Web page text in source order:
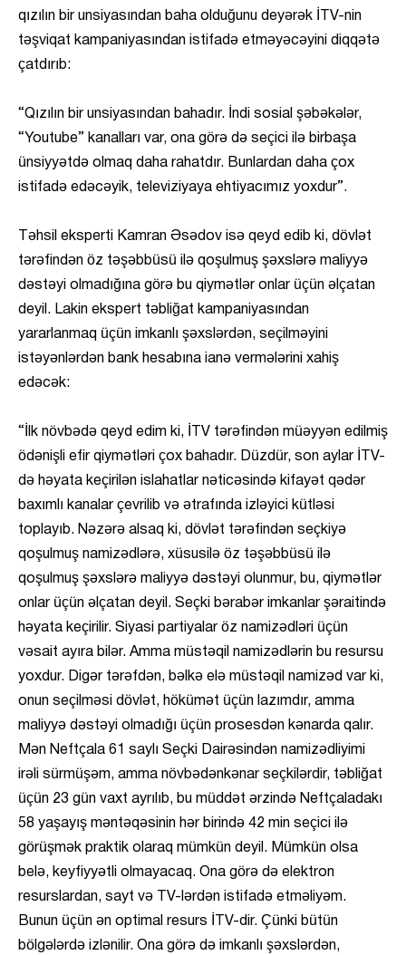
qızılın bir unsiyasından baha olduğunu deyərək İTV-nin
təşviqat kampaniyasından istifadə etməyəcəyini diqqətə
çatdırıb:
“Qızılın bir unsiyasından bahadır. İndi sosial şəbəkələr,
“Youtube” kanalları var, ona görə də seçici ilə birbaşa
ünsiyyətdə olmaq daha rahatdır. Bunlardan daha çox
istifadə edəcəyik, televiziyaya ehtiyacımız yoxdur”.
Təhsil eksperti Kamran Əsədov isə qeyd edib ki, dövlət
tərəfindən öz təşəbbüsü ilə qoşulmuş şəxslərə maliyyə
dəstəyi olmadığına görə bu qiymətlər onlar üçün əlçatan
deyil. Lakin ekspert təbliğat kampaniyasından
yararlanmaq üçün imkanlı şəxslərdən, seçilməyini
istəyənlərdən bank hesabına ianə vermələrini xahiş
edəcək:
“İlk növbədə qeyd edim ki, İTV tərəfindən müəyyən edilmiş
ödənişli efir qiymətləri çox bahadır. Düzdür, son aylar İTV-
də həyata keçirilən islahatlar nəticəsində kifayət qədər
baxımlı kanalar çevrilib və ətrafında izləyici kütləsi
toplayıb. Nəzərə alsaq ki, dövlət tərəfindən seçkiyə
qoşulmuş namizədlərə, xüsusilə öz təşəbbüsü ilə
qoşulmuş şəxslərə maliyyə dəstəyi olunmur, bu, qiymətlər
onlar üçün əlçatan deyil. Seçki bərabər imkanlar şəraitində
həyata keçirilir. Siyasi partiyalar öz namizədləri üçün
vəsait ayıra bilər. Amma müstəqil namizədlərin bu resursu
yoxdur. Digər tərəfdən, bəlkə elə müstəqil namizəd var ki,
onun seçilməsi dövlət, hökümət üçün lazımdır, amma
maliyyə dəstəyi olmadığı üçün prosesdən kənarda qalır.
Mən Neftçala 61 saylı Seçki Dairəsindən namizədliyimi
irəli sürmüşəm, amma növbədənkənar seçkilərdir, təbliğat
üçün 23 gün vaxt ayrılıb, bu müddət ərzində Neftçaladakı
58 yaşayış məntəqəsinin hər birində 42 min seçici ilə
görüşmək praktik olaraq mümkün deyil. Mümkün olsa
belə, keyfiyyətli olmayacaq. Ona görə də elektron
resurslardan, sayt və TV-lərdən istifadə etməliyəm.
Bunun üçün ən optimal resurs İTV-dir. Çünki bütün
bölgələrdə izlənilir. Ona görə də imkanlı şəxslərdən,